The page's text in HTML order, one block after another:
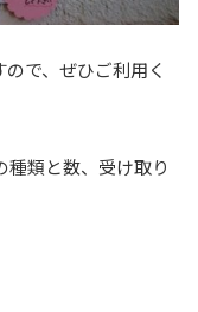
で、ぜひご利用く
類と数、受け取り